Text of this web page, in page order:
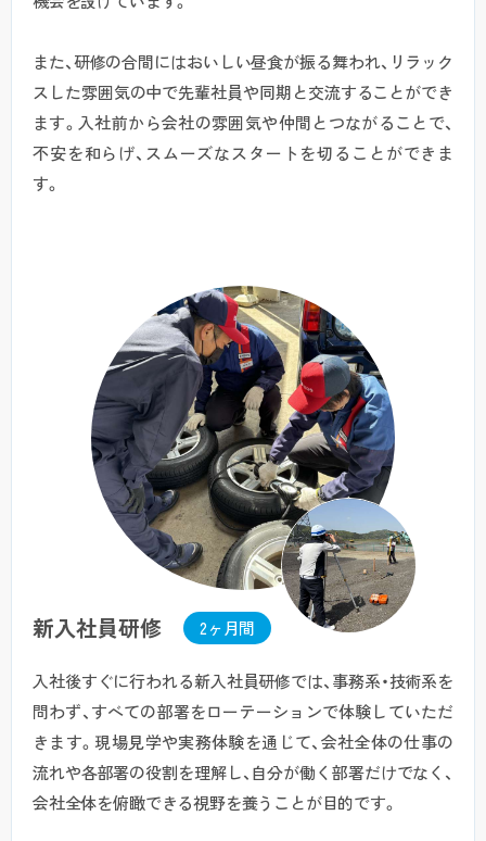
また、研修の合間にはおいしい昼食が振る舞われ、リラック
スした雰囲気の中で先輩社員や同期と交流することができ
ます。入社前から会社の雰囲気や仲間とつながることで、
不安を和らげ、スムーズなスタートを切ることができま
す。
新入社員研修 2ヶ月間
入社後すぐに行われる新入社員研修では、事務系・技術系を
問わず、すべての部署をローテーションで体験していただ
きます。現場見学や実務体験を通じて、会社全体の仕事の
流れや各部署の役割を理解し、自分が働く部署だけでなく、
会社全体を俯瞰できる視野を養うことが目的です。